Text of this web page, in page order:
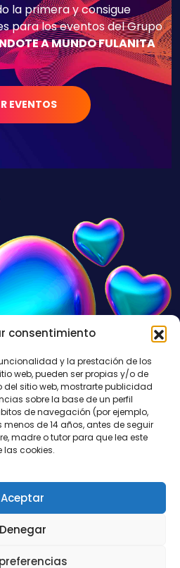
consentimiento
y la prestación de los
web, pueden ser propias y/o de
del sitio web, mostrarte publicidad
sobre la base de un perfil
de navegación (por ejemplo,
de 14 años, antes de seguir
madre o tutor para que lea este
las cookies.
Aceptar
Denegar
la primera y consigue
para los eventos del Grupo
A MUNDO FULANITA
EVENTOS
LOS DERECHOS RESERVADOS.